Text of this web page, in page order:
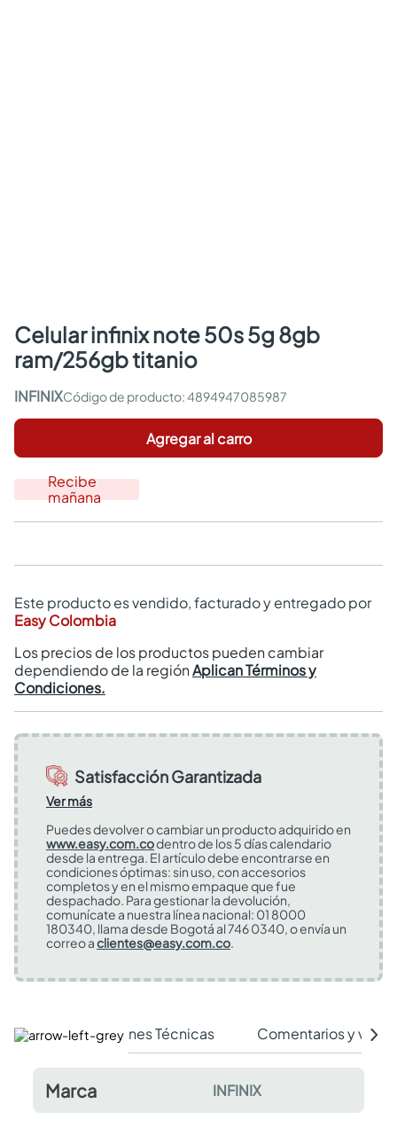
celular infinix note 50s 5g 8gb
ram/256gb titanio
INFINIX :4894947085987
Agregar al carro
Recibe
mañana
Este producto es vendido, facturado y entregado por
Easy Colombia
Los precios de los productos pueden cambiar
dependiendo de la regiónAplican Términos y
Condiciones.
Satisfacción Garantizada
Ver más
Puedes devolver o cambiar un producto adquirido en
www.easy.com.codentro de los 5 días calendario
desde la entrega. El artículo debe encontrarse en
condiciones óptimas: sin uso, con accesorios
completos y en el mismo empaque que fue
despachado. Para gestionar la devolución,
comunícate a nuestra línea nacional: 01 8000
180340, llama desde Bogotá al 746 0340, o envía un
correo aclientes@easy.com.co.
Especificaciones Técnicas Comentarios y
Marca INFINIX